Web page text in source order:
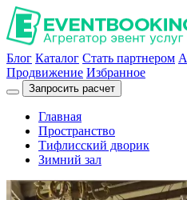
Блог Каталог Стать партнером
Продвижение Избранное
Запросить расчет
Главная
Пространство
Тифлисский дворик
Зимний зал